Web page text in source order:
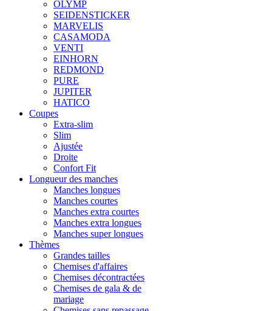
OLYMP
SEIDENSTICKER
MARVELIS
CASAMODA
VENTI
EINHORN
REDMOND
PURE
JUPITER
HATICO
Coupes
Extra-slim
Slim
Ajustée
Droite
Confort Fit
Longueur des manches
Manches longues
Manches courtes
Manches extra courtes
Manches extra longues
Manches super longues
Thèmes
Grandes tailles
Chemises d'affaires
Chemises décontractées
Chemises de gala & de
mariage